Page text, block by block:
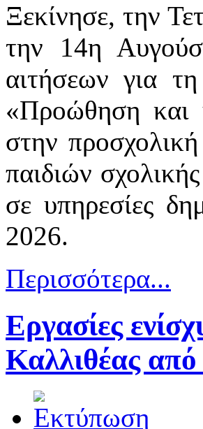
Ξεκίνησε, την
την 14η
αιτήσεων για
«Προώθηση και
στην
παιδιών
σε υπηρεσίες
2026.
Περισσότερα...
Εργασίες
Καλλιθέας